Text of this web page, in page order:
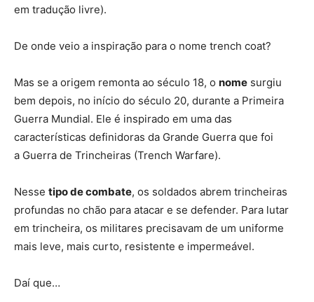
em tradução livre).
De onde veio a inspiração para o nome trench coat?
Mas se a origem remonta ao século 18, o nome surgiu
bem depois, no início do século 20, durante a Primeira
Guerra Mundial. Ele é inspirado em uma das
características definidoras da Grande Guerra que foi
a Guerra de Trincheiras (Trench Warfare).
Nesse tipo de combate, os soldados abrem trincheiras
profundas no chão para atacar e se defender. Para lutar
em trincheira, os militares precisavam de um uniforme
mais leve, mais curto, resistente e impermeável.
Daí que…